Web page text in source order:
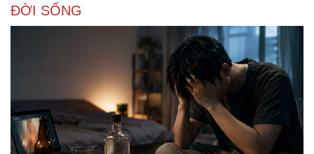
Sân khấu - Điện ảnh
Văn học
Âm nhạc
Di sản
Giải trí
Nghệ sĩ
Thời trang
Sao Việt
ĐỜI SỐNG